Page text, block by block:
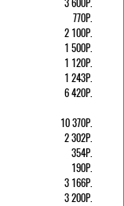
770Р.
2 100Р.
1 500Р.
1 120Р.
1 243Р.
6 420Р.
10 370Р.
2 302Р.
354Р.
190Р.
3 166Р.
3 200Р.